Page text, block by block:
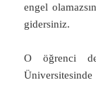
engel
gidersiniz.
O öğrenci